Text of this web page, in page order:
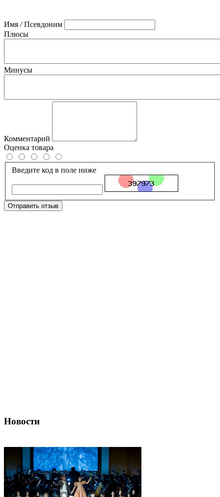
Имя / Псевдоним
Плюсы
Минусы
Комментарий
Оценка товара
Введите код в поле ниже
Отправить отзыв
Новости